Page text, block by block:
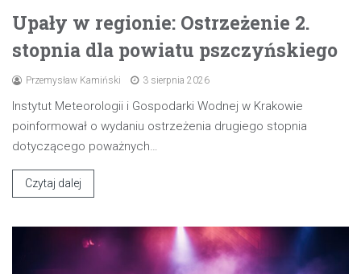
Upały w regionie: Ostrzeżenie 2.
stopnia dla powiatu pszczyńskiego
Przemysław Kamiński 3 sierpnia 2026
Instytut Meteorologii i Gospodarki Wodnej w Krakowie
poinformował o wydaniu ostrzeżenia drugiego stopnia
dotyczącego poważnych…
Czytaj dalej